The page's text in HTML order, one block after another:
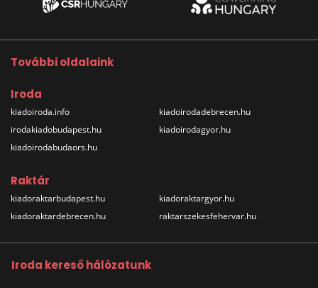
További oldalaink
Iroda
kiadoiroda.info
irodakiadobudapest.hu
kiadoirodabudaors.hu
kiadoirodadebrecen.hu
kiadoirodagyor.hu
Raktár
kiadoraktarbudapest.hu
kiadoraktardebrecen.hu
kiadoraktargyor.hu
raktarszekesfehervar.hu
Iroda kereső hálózatunk